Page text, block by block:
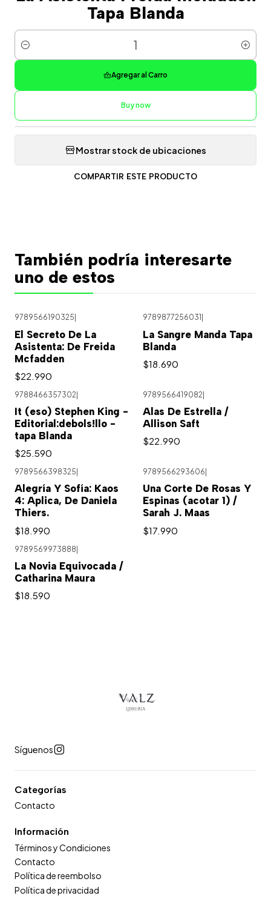
Tapa Blanda
Cantidad
Agregar al Carro
Buy now
Mostrar stock de ubicaciones
COMPARTIR ESTE PRODUCTO
También podría interesarte
uno de estos
9789566190325
El Secreto De La
Asistenta: De Freida
Mcfadden
$22.990
9789877256031
La Sangre Manda Tapa
Blanda
$18.690
9788466357302
It (eso) Stephen King -
Editorial:debols!llo -
tapa Blanda
$25.590
9789566419082
Alas De Estrella /
Allison Saft
$22.990
9789566398325
Alegría Y Sofía: Kaos
4: Aplica, De Daniela
Thiers.
$18.990
9789566293606
Una Corte De Rosas Y
Espinas (acotar 1) /
Sarah J. Maas
$17.990
9789569973888|
La Novia Equivocada /
Catharina Maura
$18.590
Síguenos
Categorías
Contacto
Información
Términos y Condiciones
Contacto
Política de reembolso
Política de privacidad